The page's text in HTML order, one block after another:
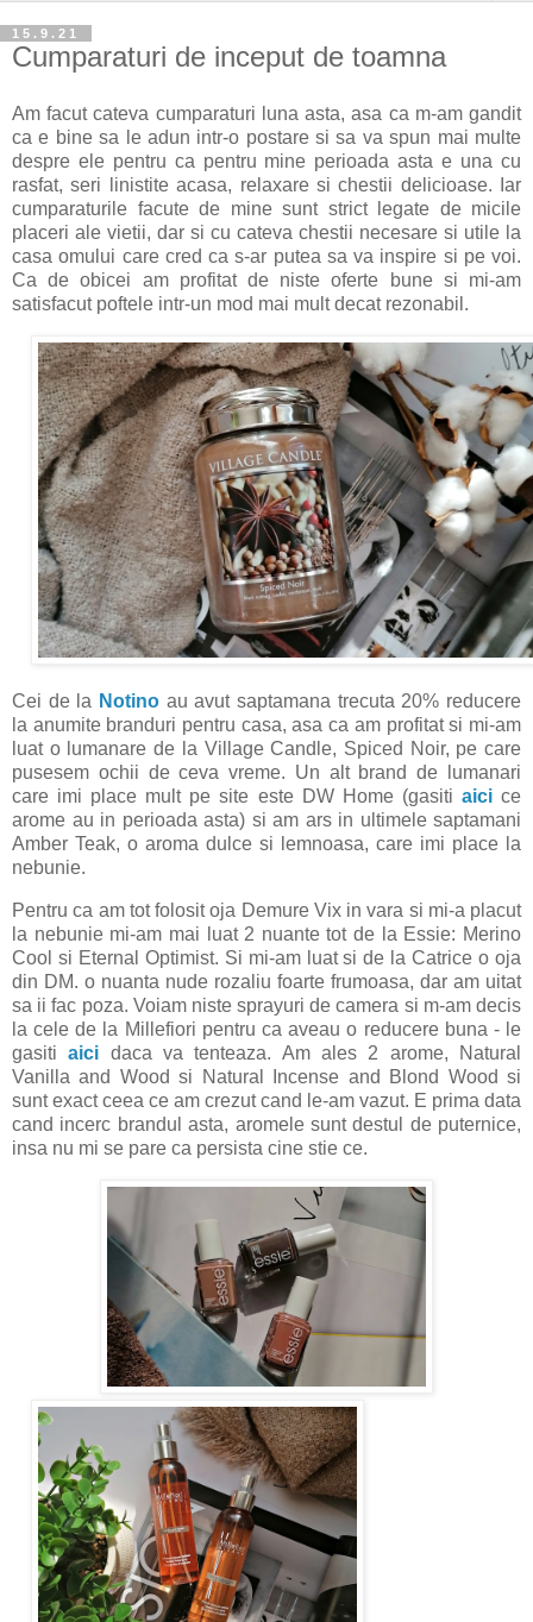
15.9.21
Cumparaturi de inceput de toamna
Am facut cateva cumparaturi luna asta, asa ca m-am gandit
ca e bine sa le adun intr-o postare si sa va spun mai multe
despre ele pentru ca pentru mine perioada asta e una cu
rasfat, seri linistite acasa, relaxare si chestii delicioase. Iar
cumparaturile facute de mine sunt strict legate de micile
placeri ale vietii, dar si cu cateva chestii necesare si utile la
casa omului care cred ca s-ar putea sa va inspire si pe voi.
Ca de obicei am profitat de niste oferte bune si mi-am
satisfacut poftele intr-un mod mai mult decat rezonabil.
Cei de la Notino au avut saptamana trecuta 20% reducere
la anumite branduri pentru casa, asa ca am profitat si mi-am
luat o lumanare de la Village Candle, Spiced Noir, pe care
pusesem ochii de ceva vreme. Un alt brand de lumanari
care imi place mult pe site este DW Home (gasiti aicice
arome au in perioada asta) si am ars in ultimele saptamani
Amber Teak, o aroma dulce si lemnoasa, care imi place la
nebunie.
Pentru ca am tot folosit oja Demure Vix in vara si mi-a placut
la nebunie mi-am mai luat 2 nuante tot de la Essie: Merino
Cool si Eternal Optimist. Si mi-am luat si de la Catrice o oja
din DM. o nuanta nude rozaliu foarte frumoasa, dar am uitat
sa ii fac poza. Voiam niste sprayuri de camera si m-am decis
la cele de la Millefiori pentru ca aveau o reducere buna - le
gasitiaici daca va tenteaza. Am ales 2 arome, Natural
Vanilla and Wood si Natural Incense and Blond Wood si
sunt exact ceea ce am crezut cand le-am vazut. E prima data
cand incerc brandul asta, aromele sunt destul de puternice,
insa nu mi se pare ca persista cine stie ce.